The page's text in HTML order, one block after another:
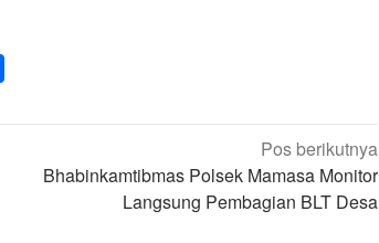
Pos berikutnya
Bhabinkamtibmas Polsek Mamasa Monitor
Langsung Pembagian BLT Desa